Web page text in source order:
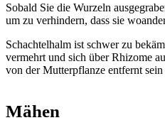
Sobald Sie die Wurzeln
um zu verhindern, dass sie
Schachtelhalm ist schwer zu
vermehrt und sich über Rhizome
von der Mutterpflanze entfernt
Mähen